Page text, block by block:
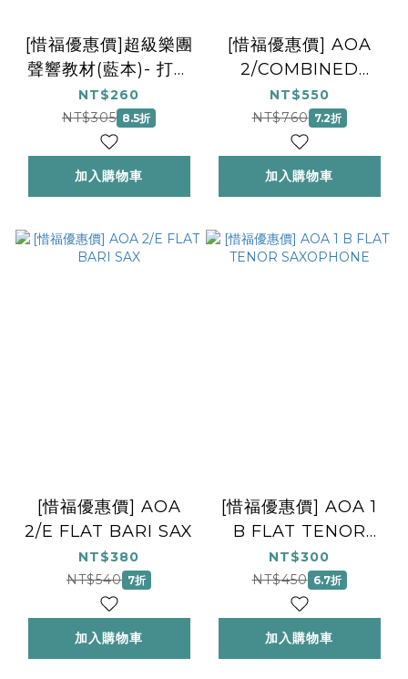
[惜福優惠價]超級樂團
聲響教材(藍本)- 打擊
樂 Percussion
NT$260
NT$305 8.5折
加入購物車
[惜福優惠價] AOA
2/COMBINED
PERC
NT$550
NT$760 7.2折
加入購物車
[惜福優惠價] AOA
2/E FLAT BARI SAX
NT$380
NT$540 7折
加入購物車
[惜福優惠價] AOA 1
B FLAT TENOR
SAXOPHONE
NT$300
NT$450 6.7折
加入購物車